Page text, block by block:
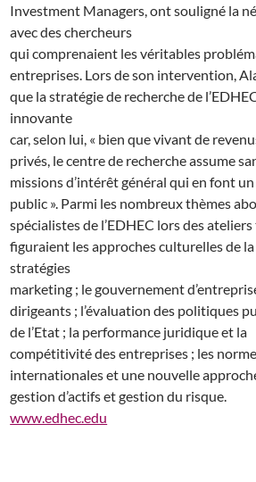
Investment Managers, ont souligné la
avec des chercheurs
qui comprenaient les véritables
entreprises. Lors de son intervention,
que la stratégie de recherche de
innovante
car, selon lui, « bien que vivant de
privés, le centre de recherche assume
missions d’intérêt général qui en font
public ». Parmi les nombreux thèmes
spécialistes de l’EDHEC lors des
figuraient les approches culturelles de
stratégies
marketing ; le gouvernement
dirigeants ; l’évaluation des politiques
de l’Etat ; la performance juridique et la
compétitivité des entreprises ; les
internationales et une nouvelle
gestion d’actifs et gestion du risque.
www.edhec.edu